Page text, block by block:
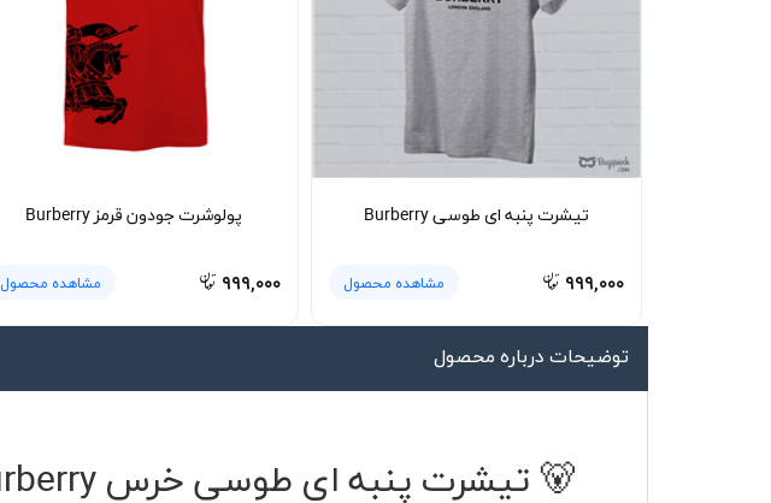
تیشرت پنبه ای طوسی Burberry
۹۹۹,۰۰۰ مشاهده محصول
پولوشرت جودون قرمز Burberry
۹۹۹,۰۰۰ مشاهده محصول
توضیحات درباره محصول
🐻 تیشرت پنبه ای طوسی خرس Burberry با پارچه پنبه ای تنفس پذیر